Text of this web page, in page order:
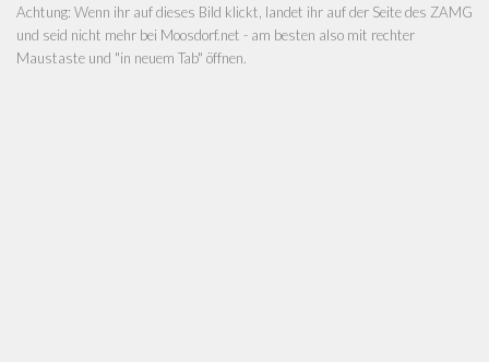
Achtung: Wenn ihr auf dieses Bild klickt, landet ihr auf der Seite des ZAMG
und seid nicht mehr bei Moosdorf.net - am besten also mit rechter
Maustaste und "in neuem Tab" öffnen.